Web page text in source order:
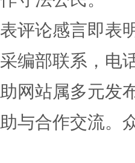
评论感言即表
编部联系，电
网站属多元发
与合作交流。